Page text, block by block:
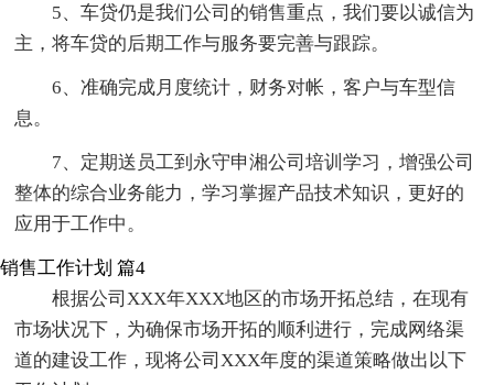
5、车贷仍是我们公司的销售重点，我们要以诚信为
主，将车贷的后期工作与服务要完善与跟踪。
6、准确完成月度统计，财务对帐，客户与车型信
息。
7、定期送员工到永守申湘公司培训学习，增强公司
整体的综合业务能力，学习掌握产品技术知识，更好的
应用于工作中。
销售工作计划 篇4
根据公司XXX年XXX地区的市场开拓总结，在现有
市场状况下，为确保市场开拓的顺利进行，完成网络渠
道的建设工作，现将公司XXX年度的渠道策略做出以下